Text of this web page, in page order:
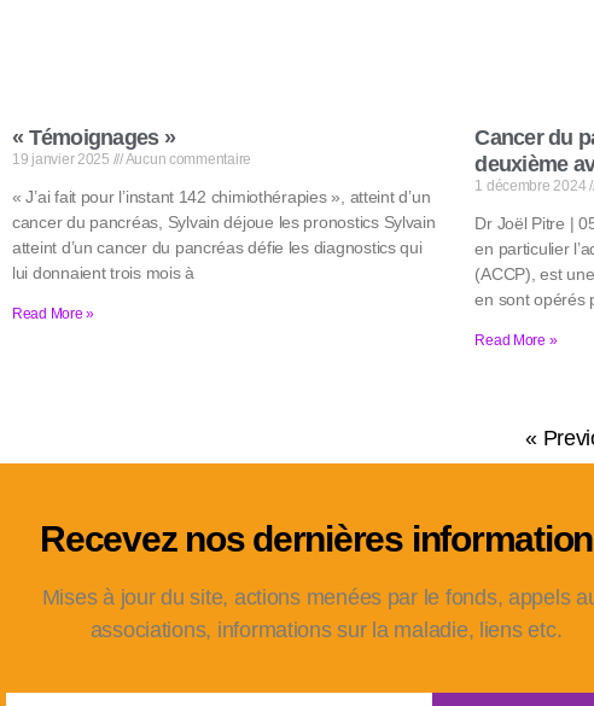
« Témoignages »
19 janvier 2025 Aucun commentaire
« J’ai fait pour l’instant 142 chimiothérapies », atteint d’un
cancer du pancréas, Sylvain déjoue les pronostics Sylvain
atteint d’un cancer du pancréas défie les diagnostics qui
lui donnaient trois mois à
Read More »
Cancer du
deuxième
1 décembre 2024
Dr Joël Pitre |
en particulier
(ACCP), est
en sont opérés
Read More »
«
Recevez nos dernières
Mises à jour du site, actions menées par le fonds, appels
associations, informations sur la maladie, liens etc.